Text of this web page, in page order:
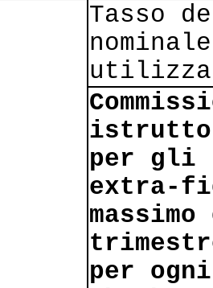
Tasso
per
extra-
per